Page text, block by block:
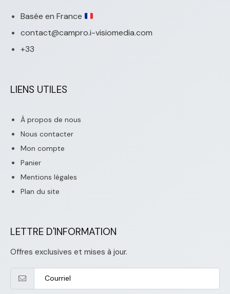
Basée en France
contact@campro.i-visiomedia.com
+33
LIENS UTILES
À propos de nous
Nous contacter
Mon compte
Panier
Mentions légales
Plan du site
LETTRE D'INFORMATION
Offres exclusives et mises à jour.